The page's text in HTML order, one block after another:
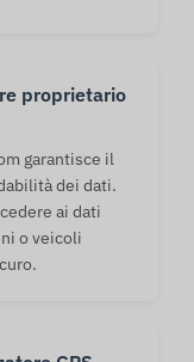
proprietario
garantisce il
dei dati.
ai dati
o veicoli